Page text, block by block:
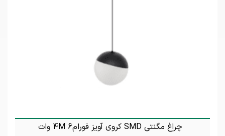
چراغ مگنتی SMD کروی آویز فورام4M 6 وات